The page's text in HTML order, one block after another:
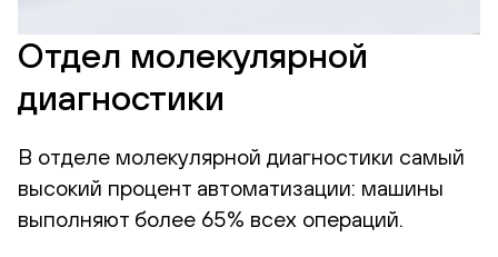
Отдел молекулярной
диагностики
В отделе молекулярной диагностики самый
высокий процент автоматизации: машины
выполняют более 65% всех операций.